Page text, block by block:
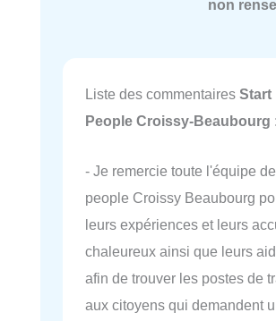
non
Liste des commentaires Start
People Croissy-Beaubourg :
- Je remercie toute l'équipe
people Croissy Beaubourg
leurs expériences et leurs
chaleureux ainsi que leurs
afin de trouver les postes de
aux citoyens qui demandent